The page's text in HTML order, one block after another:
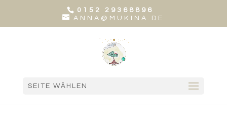
0152 29368896
ANNA@MUKINA.DE
SEITE WÄHLEN